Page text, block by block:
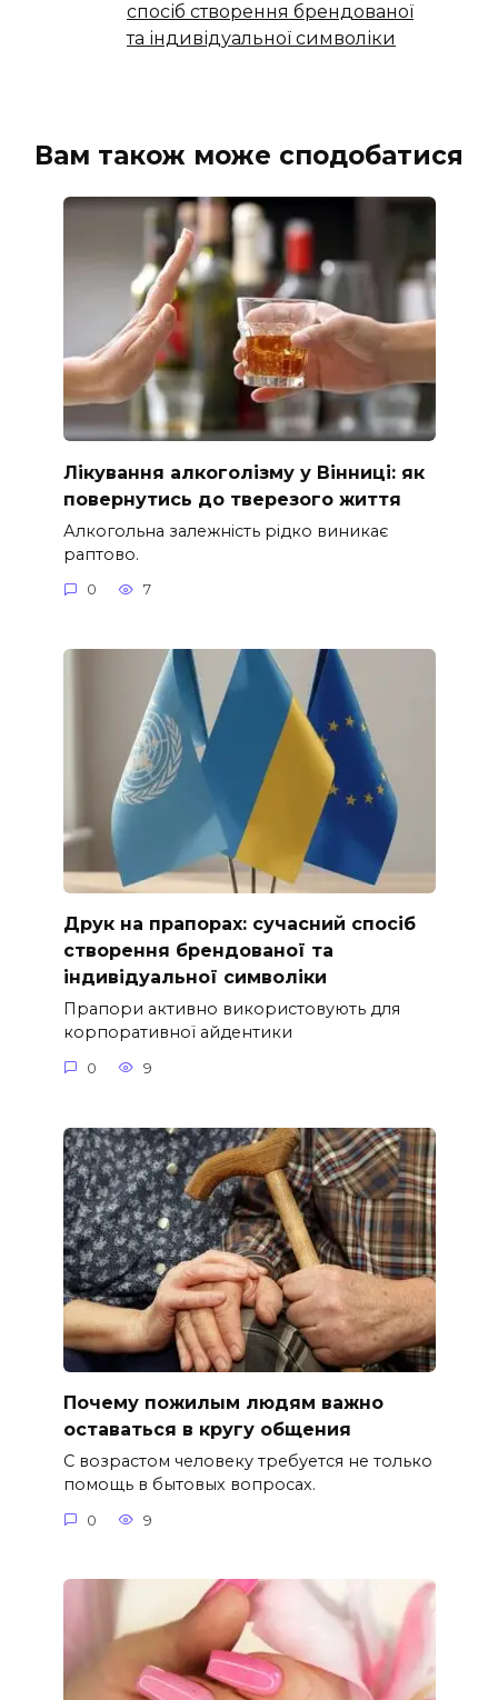
спосіб створення брендованої
та індивідуальної символіки
Вам також може сподобатися
Лікування алкоголізму у Вінниці: як
повернутись до тверезого життя
Алкогольна залежність рідко виникає
раптово.
0 7
Друк на прапорах: сучасний спосіб
створення брендованої та
індивідуальної символіки
Прапори активно використовують для
корпоративної айдентики
0 9
Почему пожилым людям важно
оставаться в кругу общения
С возрастом человеку требуется не только
помощь в бытовых вопросах.
0 9